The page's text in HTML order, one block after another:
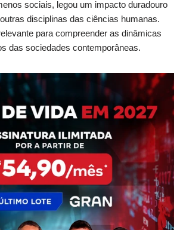
sociais, legou um impacto duradouro
disciplinas das ciências humanas.
para compreender as dinâmicas
das sociedades contemporâneas.